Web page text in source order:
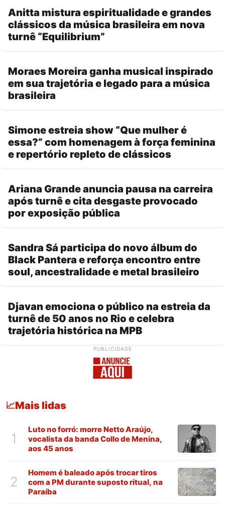
Anitta mistura espiritualidade e grandes
clássicos da música brasileira em nova
turnê “Equilibrium”
Moraes Moreira ganha musical inspirado
em sua trajetória e legado para a música
brasileira
Simone estreia show “Que mulher é
essa?” com homenagem à força feminina
e repertório repleto de clássicos
Ariana Grande anuncia pausa na carreira
após turnê e cita desgaste provocado
por exposição pública
Sandra Sá participa do novo álbum do
Black Pantera e reforça encontro entre
soul, ancestralidade e metal brasileiro
Djavan emociona o público na estreia da
turnê de 50 anos no Rio e celebra
trajetória histórica na MPB
PUBLICIDADE
📈Mais lidas
1
Luto no forró: morre Netto Araújo,
vocalista da banda Collo de Menina,
aos 45 anos
2
Homem é baleado após trocar tiros
com a PM durante suposto ritual, na
Paraíba